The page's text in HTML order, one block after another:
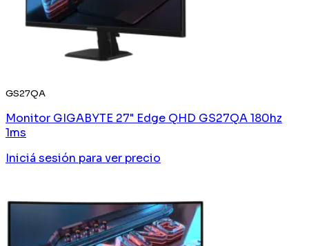
GS27QA
Monitor GIGABYTE 27" Edge QHD GS27QA 180hz
1ms
Iniciá sesión para ver precio